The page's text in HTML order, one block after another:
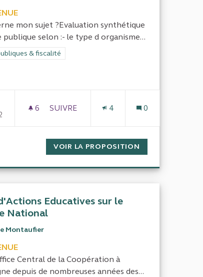
DES TG
IMPÔTS ET DISPARITIONS DES TG
mon sujet ?Evaluation synthétique
publique selon :- le type d organisme...
de la catégorie : Finances publiques & fiscalité
& fiscalité
6 6 ABONNÉS
SUIVRE
4 0
VOIR LA PROPOSITION
Educatives sur le
National
Montaufier
Central de la Coopération à
depuis de nombreuses années des...